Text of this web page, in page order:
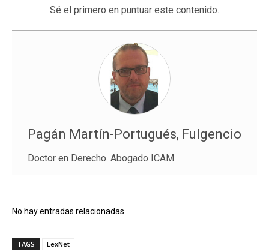
Sé el primero en puntuar este contenido.
Pagán Martín-Portugués, Fulgencio
Doctor en Derecho. Abogado ICAM
No hay entradas relacionadas
TAGS LexNet